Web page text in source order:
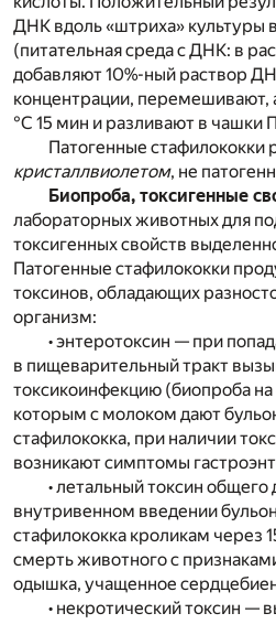
ДНК вдоль «штриха» культуры
(питательная среда с ДНК: в
добавляют 10%-ный раствор
концентрации, перемешивают,
°С 15 мин и разливают в чашки
Патогенные стафилококки
кристаллвиолетом, не
Биопроба, токсигенные
лабораторных животных для
токсигенных свойств
Патогенные стафилококки
токсинов, обладающих
организм:
• энтеротоксин — при
в пищеварительный тракт
токсикоинфекцию (биопроба
которым с молоком дают
стафилококка, при наличии
возникают симптомы
• летальный токсин
внутривенном введении
стафилококка кроликам через
смерть животного с
одышка, учащенное
• некротический токсин —